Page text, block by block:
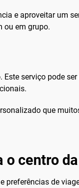
e aproveitar um
ou em grupo.
serviço pode
que
o centro
preferências de